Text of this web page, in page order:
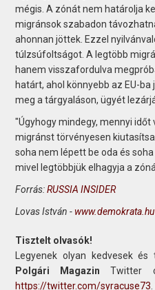
mégis. A zónát nem határolja
migránsok szabadon
ahonnan jöttek. Ezzel
túlzsúfoltságot. A legtöbb
hanem visszafordulva
határt, ahol könnyebb az EU-
meg a tárgyaláson, ügyét
"Úgyhogy mindegy, mennyi időt
migránst törvényesen
soha nem lépett be oda és
mivel legtöbbjük elhagyja a
Forrás:RUSSIA INSIDER
Lovas István - www.demokrata.hu
Tisztelt olvasók!
Legyenek olyan kedvesek
Polgári Magazin Twitter
https://twitter.com/syracuse73